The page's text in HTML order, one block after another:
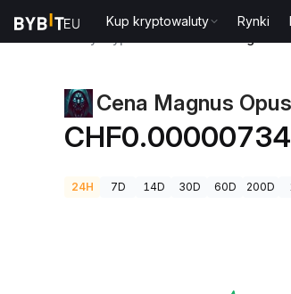
Kup kryptowaluty Rynki
Cena Magnus
CHF0.00000734
24H 7D 14D 30D 60D 200D